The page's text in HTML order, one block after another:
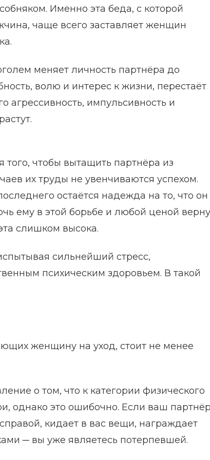
Именно эта беда, с которой
чаще всего заставляет женщин
меняет личность партнёра до
волю и интерес к жизни, перестаёт
агрессивность, импульсивность и
чтобы вытащить партнёра из
их труды не увенчиваются успехом.
остаётся надежда на то, что он
ему в этой борьбе и любой ценой
слишком высока.
сильнейший стресс,
психическим здоровьем. В такой
женщину на уход, стоит не менее
о том, что к категории физического
однако это ошибочно. Если ваш
кидает в вас вещи, награждает
─ вы уже являетесь потерпевшей.